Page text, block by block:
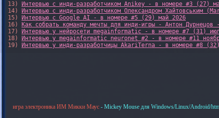
13)
Интервью с инди-разработчиком Anikey - в номере #3 (27)
14)
Интервью с инди-разработчиком Олександром Хайтовським
15)
Интервью с Google AI - в номере #5 (29) май 2026
16)
Как собрать команду мечты для инди-игры - Антон
17)
Интервью у нейросети megainformatic - в номере #7 (31)
18)
Интервью у megainformatic neuronet #2 - в номере #11
19)
Интервью у инди-разработчицы AkariTerna - в номере #8
игра электроника ИМ Микки Маус - Mickey Mouse для Windows/Linux/Android/